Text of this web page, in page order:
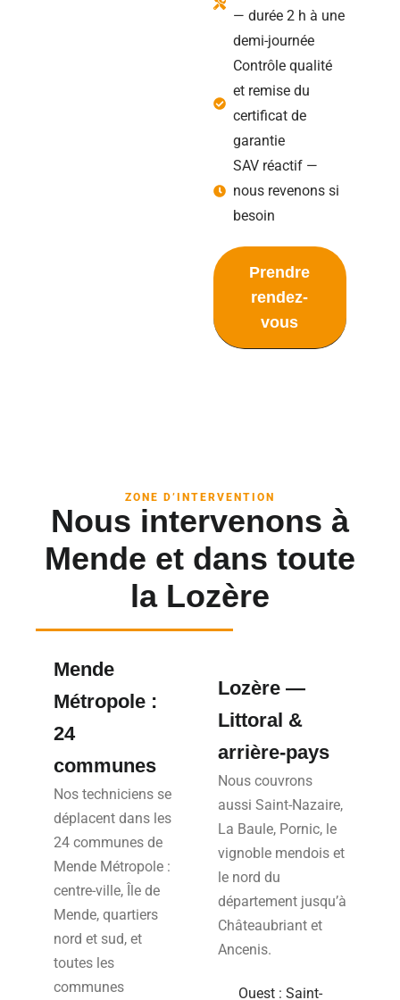
— durée 2 h à une
demi-journée
Contrôle qualité
et remise du
certificat de
garantie
SAV réactif —
nous revenons si
besoin
Prendre
rendez-
vous
ZONE D’INTERVENTION
Nous intervenons à
Mende et dans toute
la Lozère
Mende
Métropole :
24
communes
Nos techniciens se
déplacent dans les
24 communes de
Mende Métropole :
centre-ville, Île de
Mende, quartiers
nord et sud, et
toutes les
communes
Lozère —
Littoral &
arrière-pays
Nous couvrons
aussi Saint-Nazaire,
La Baule, Pornic, le
vignoble mendois et
le nord du
département jusqu’à
Châteaubriant et
Ancenis.
Ouest : Saint-